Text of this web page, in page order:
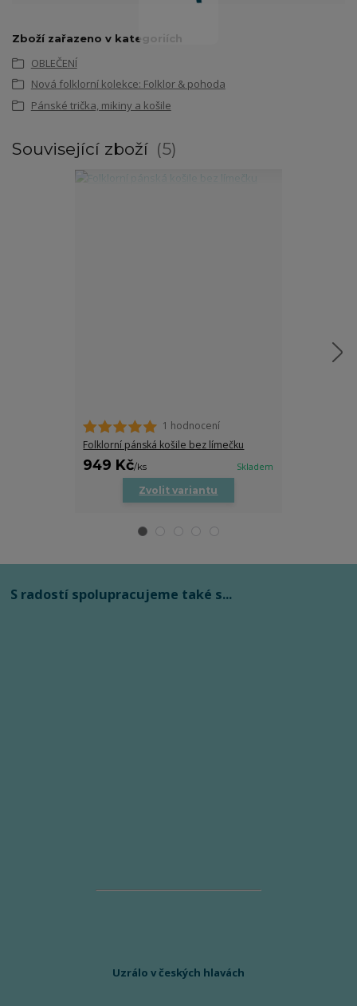
Zboží zařazeno v kategoriích
OBLEČENÍ
Nová folklorní kolekce: Folklor & pohoda
Pánské trička, mikiny a košile
Související zboží 5
1 hodnocení
Folklorní pánská košile bez límečku
949 Kč/ks Skladem
Zvolit variantu
S radostí spolupracujeme také s...
Uzrálo v českých hlavách